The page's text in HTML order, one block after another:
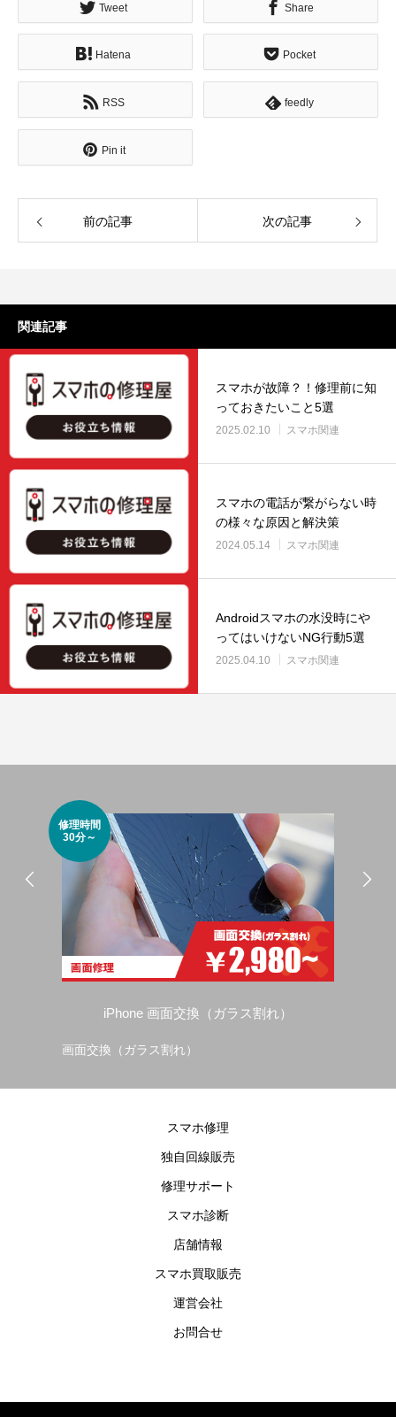
Tweet Share
Hatena Pocket
RSS feedly
Pin it
前の記事 次の記事
関連記事
スマホが故障？！修理前に知
っておきたいこと5選
2025.02.10 スマホ関連
スマホの電話が繋がらない時
の様々な原因と解決策
2024.05.14 スマホ関連
Androidスマホの水没時にや
ってはいけないNG行動5選
2025.04.10 スマホ関連
修理時間
30分～
iPhone 画面交換（ガラス割れ）
画面交換（ガラス割れ）
スマホ修理
独自回線販売
修理サポート
スマホ診断
店舗情報
スマホ買取販売
運営会社
お問合せ